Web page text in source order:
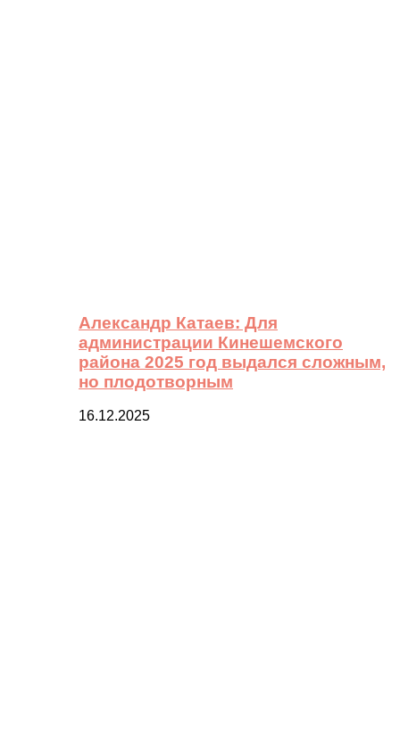
Александр Катаев: Для
администрации Кинешемского
района 2025 год выдался сложным,
но плодотворным
16.12.2025